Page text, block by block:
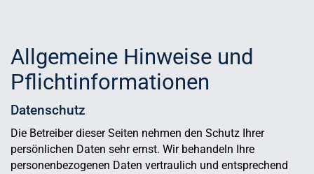
Allgemeine Hinweise und
Pflicht­informationen
Datenschutz
Die Betreiber dieser Seiten nehmen den Schutz Ihrer
persönlichen Daten sehr ernst. Wir behandeln Ihre
personenbezogenen Daten vertraulich und entsprechend